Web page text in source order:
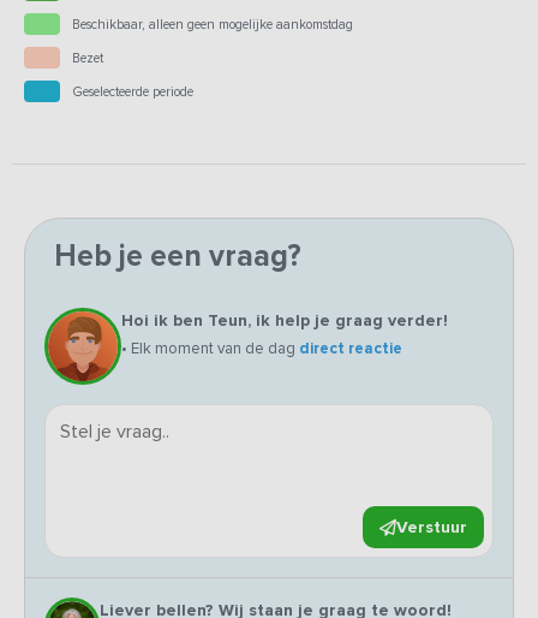
Beschikbaar, alleen geen mogelijke aankomstdag
Bezet
Geselecteerde periode
Heb je een vraag?
Hoi ik ben Teun, ik help je graag verder!
• Elk moment van de dag direct reactie
Verstuur
Liever bellen? Wij staan je graag te woord!